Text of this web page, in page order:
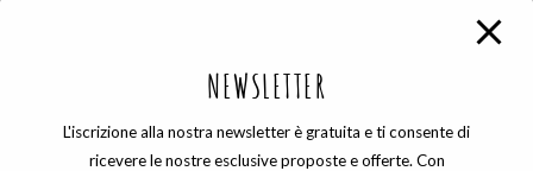
Visualizzazione del risultato
NEWSLETTER
L'iscrizione alla nostra newsletter è gratuita e ti consente di
ricevere le nostre esclusive proposte e offerte. Con